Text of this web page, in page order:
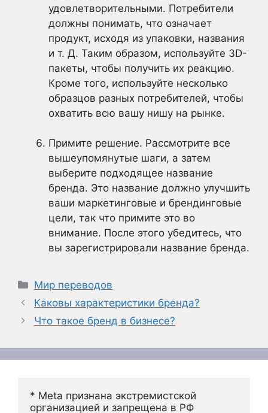
удовлетворительными. Потребители
должны понимать, что означает
продукт, исходя из упаковки, названия
и т. Д. Таким образом, используйте 3D-
пакеты, чтобы получить их реакцию.
Кроме того, используйте несколько
образцов разных потребителей, чтобы
охватить всю вашу нишу на рынке.
Примите решение. Рассмотрите все
вышеупомянутые шаги, а затем
выберите подходящее название
бренда. Это название должно улучшить
ваши маркетинговые и брендинговые
цели, так что примите это во
внимание. После этого убедитесь, что
вы зарегистрировали название бренда.
Рубрики
Мир переводов
Каковы характеристики бренда?
Что такое бренд в бизнесе?
* Meta признана экстремистской
организацией и запрещена в РФ